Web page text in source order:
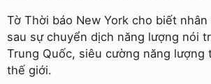
Tờ Thời báo New York cho biết
sau sự chuyển dịch năng lượng nói
Trung Quốc, siêu cường năng lượng
thế giới.